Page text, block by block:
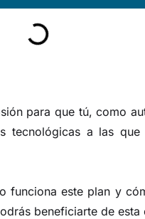
para que tú, como
tecnológicas a las
funciona este plan y
beneficiarte de